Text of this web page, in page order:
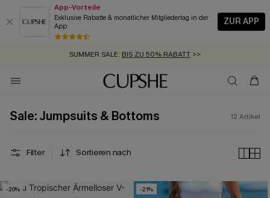
App-Vorteile
Exklusive Rabatte & monatlicher Mitgliedertag in der
App
ZUR APP
GRATIS MASSBAND MIT JEDEM SCHNELLVERSAND-ARTIKEL >>
SUMMER SALE: BIS ZU 50% RABATT >>
ZUM NEWSLETTER:BIS ZU -20% EXTRA ERHALTEN
KOSTENLOSER VERSAND AB 89 €
Sale: Jumpsuits & Bottoms 12 Artikel
Filter Sortieren nach
-20% -21%